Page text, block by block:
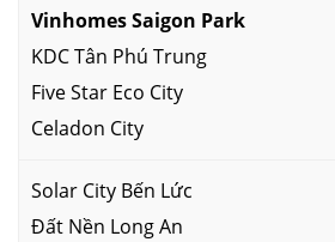
Vinhomes Saigon Park
KDC Tân Phú Trung
Five Star Eco City
Celadon City
Solar City Bến Lức
Đất Nền Long An